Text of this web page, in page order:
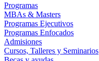
Programas
MBAs & Masters
Programas Ejecutivos
Programas Enfocados
Admisiones
Cursos, Talleres y Seminarios